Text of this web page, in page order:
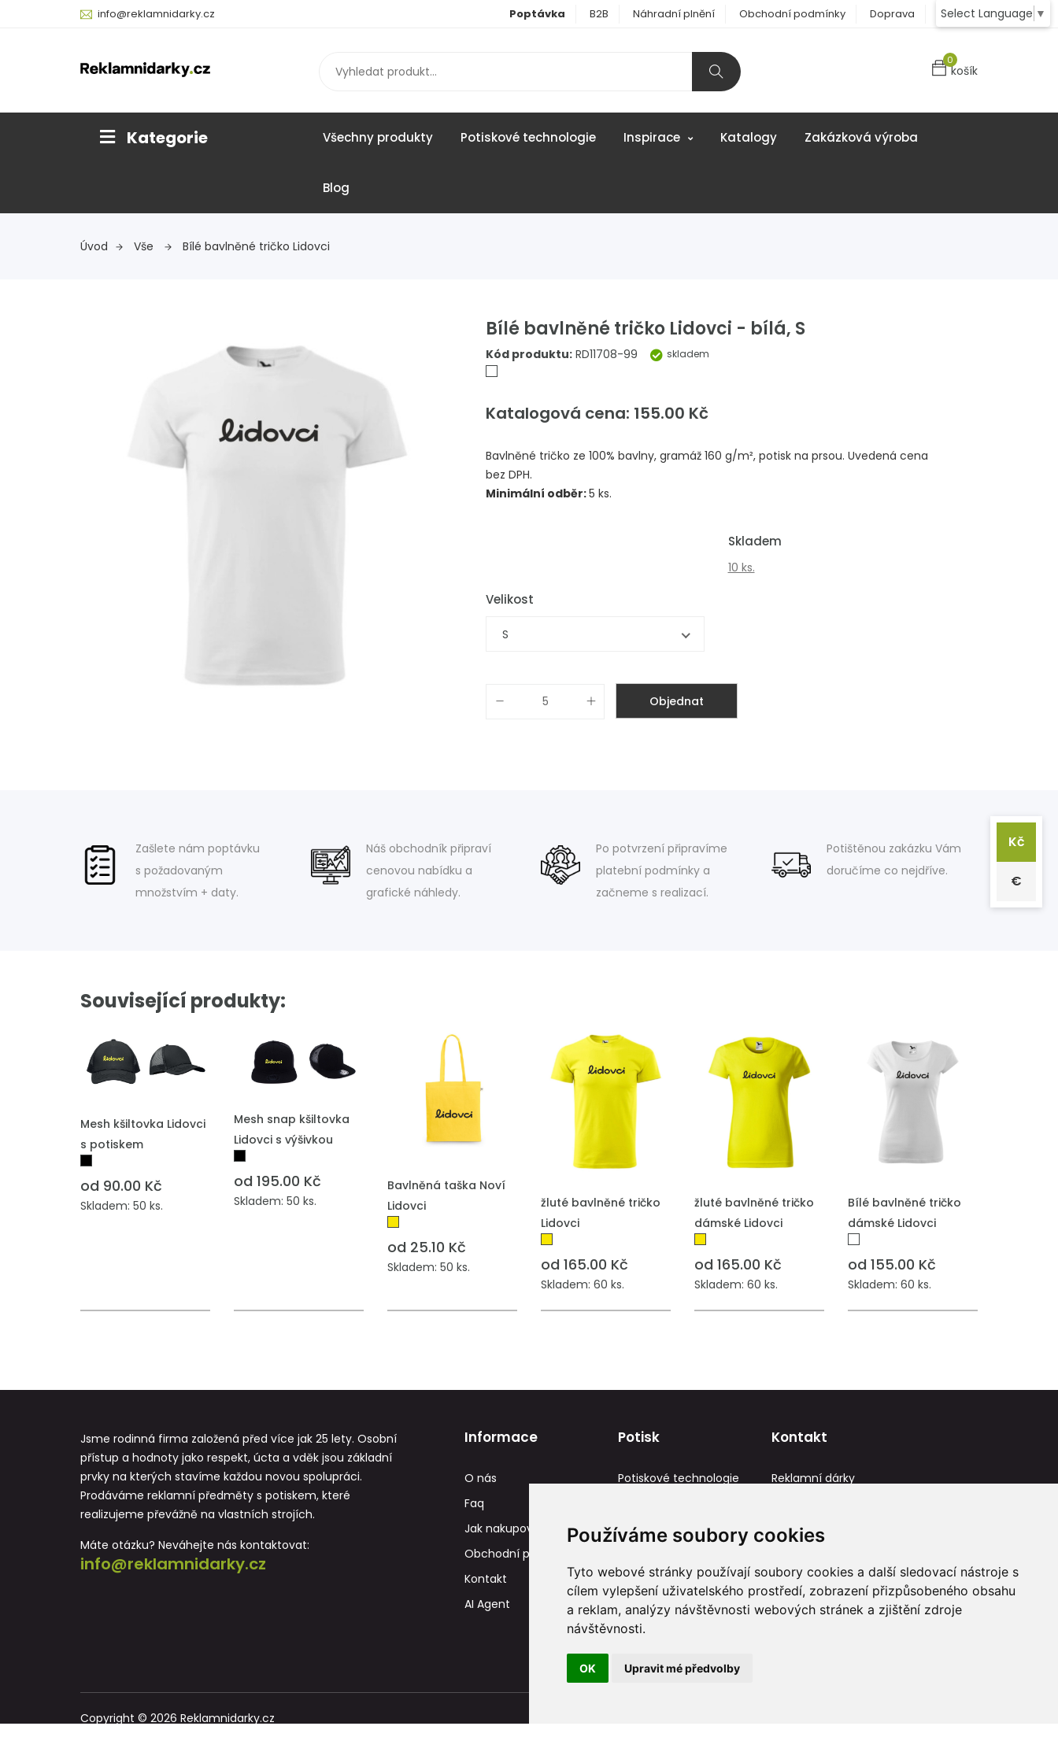
Používáme soubory cookies
Tyto webové stránky používají soubory cookies a další sledovací nástroje s
cílem vylepšení uživatelského prostředí, zobrazení přizpůsobeného obsahu
a reklam, analýzy návštěvnosti webových stránek a zjištění zdroje
návštěvnosti.
OK Upravit mé předvolby
Select Language ▼
info@reklamnidarky.cz Poptávka B2B Náhradní plnění Obchodní podmínky Doprava Kontakt
0
košík
Kategorie Všechny produkty Potiskové technologie Inspirace Katalogy Zakázková výroba
Blog
Úvod Vše Bílé bavlněné tričko Lidovci
Bílé bavlněné tričko Lidovci - bílá, S
Kód produktu: RD11708-99 skladem
Katalogová cena: 155.00 Kč
Bavlněné tričko ze 100% bavlny, gramáž 160 g/m², potisk na prsou. Uvedená cena
bez DPH.
Minimální odběr:5 ks.
Skladem
10 ks.
Velikost
S
Objednat
Zašlete nám poptávku
s požadovaným
množstvím + daty.
Náš obchodník připraví
cenovou nabídku a
grafické náhledy.
Po potvrzení připravíme
platební podmínky a
začneme s realizací.
Potištěnou zakázku Vám
doručíme co nejdříve.
Související produkty:
PŘIDAT DO POPTÁVKY
Mesh kšiltovka Lidovci
s potiskem
od 90.00 Kč
Skladem: 50 ks.
PŘIDAT DO POPTÁVKY
Mesh snap kšiltovka
Lidovci s výšivkou
od 195.00 Kč
Skladem: 50 ks.
PŘIDAT DO POPTÁVKY
Bavlněná taška Noví
Lidovci
od 25.10 Kč
Skladem: 50 ks.
PŘIDAT DO POPTÁVKY
žluté bavlněné tričko
Lidovci
od 165.00 Kč
Skladem: 60 ks.
PŘIDAT DO POPTÁVKY
žluté bavlněné tričko
dámské Lidovci
od 165.00 Kč
Skladem: 60 ks.
PŘIDAT DO POPTÁVKY
Bílé bavlněné tričko
dámské Lidovci
od 155.00 Kč
Skladem: 60 ks.
Jsme rodinná firma založená před více jak 25 lety. Osobní
přístup a hodnoty jako respekt, úcta a vděk jsou základní
prvky na kterých stavíme každou novou spolupráci.
Prodáváme reklamní předměty s potiskem, které
realizujeme převážně na vlastních strojích.
Máte otázku? Neváhejte nás kontaktovat:
info@reklamnidarky.cz
Informace
O nás
Faq
Jak nakupovat
Obchodní podmínky
Kontakt
AI Agent
Potisk
Potiskové technologie
Tisková data
Kontakt
Reklamní dárky
+420 736 787 715
Copyright © 2026 Reklamnidarky.cz
Kč
€